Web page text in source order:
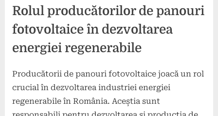
Rolul producătorilor de panouri
fotovoltaice în dezvoltarea
energiei regenerabile
Producătorii de panouri fotovoltaice joacă un rol
crucial în dezvoltarea industriei energiei
regenerabile în România. Aceștia sunt